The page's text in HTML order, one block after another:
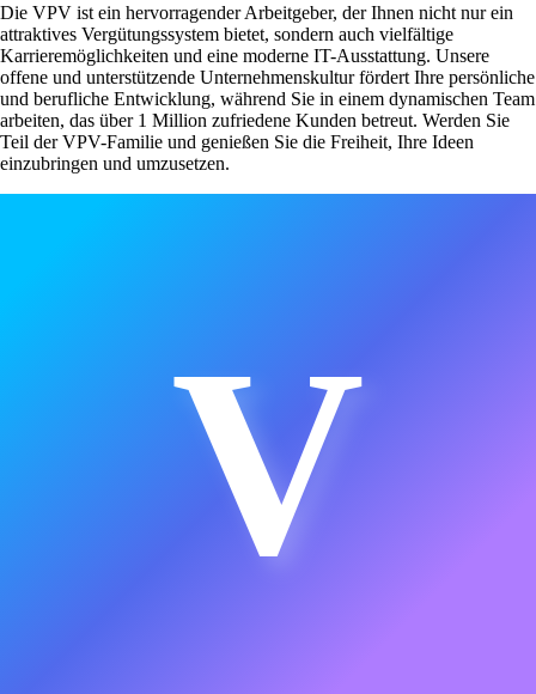
Die VPV ist ein hervorragender Arbeitgeber, der Ihnen nicht nur ein
attraktives Vergütungssystem bietet, sondern auch vielfältige
Karrieremöglichkeiten und eine moderne IT-Ausstattung. Unsere
offene und unterstützende Unternehmenskultur fördert Ihre persönliche
und berufliche Entwicklung, während Sie in einem dynamischen Team
arbeiten, das über 1 Million zufriedene Kunden betreut. Werden Sie
Teil der VPV-Familie und genießen Sie die Freiheit, Ihre Ideen
einzubringen und umzusetzen.
V